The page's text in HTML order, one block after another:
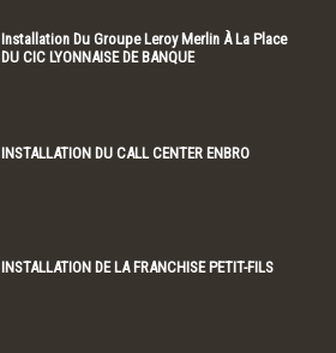
Installation Du Groupe Leroy Merlin À La Place
DU CIC LYONNAISE DE BANQUE
INSTALLATION DU CALL CENTER ENBRO
INSTALLATION DE LA FRANCHISE PETIT-FILS